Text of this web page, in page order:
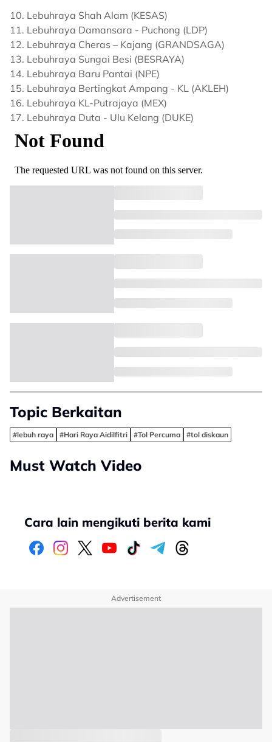
10. Lebuhraya Shah Alam (KESAS)
11. Lebuhraya Damansara - Puchong (LDP)
12. Lebuhraya Cheras – Kajang (GRANDSAGA)
13. Lebuhraya Sungai Besi (BESRAYA)
14. Lebuhraya Baru Pantai (NPE)
15. Lebuhraya Bertingkat Ampang - KL (AKLEH)
16. Lebuhraya KL-Putrajaya (MEX)
17. Lebuhraya Duta - Ulu Kelang (DUKE)
Topic Berkaitan
#lebuh raya #Hari Raya Aidilfitri #Tol Percuma #tol diskaun
Must Watch Video
Cara lain mengikuti berita kami
Advertisement